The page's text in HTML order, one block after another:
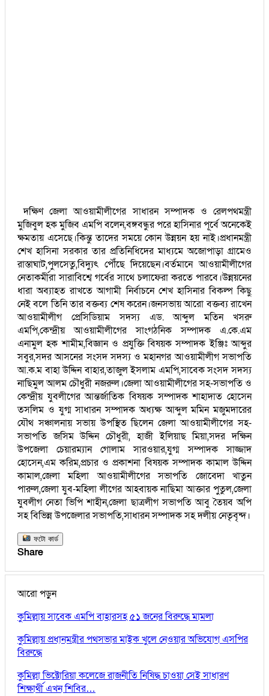
দক্ষিণ জেলা আওয়ামীলীগের সাধারন সম্পাদক ও রেলপথমন্ত্রী
মুজিবুল হক মুজিব এমপি বলেন,বঙ্গবন্ধুর পরে হাসিনার পূর্বে অনেকেই
ক্ষমতায় এসেছে।কিন্তু তাদের সময়ে কোন উন্নয়ন হয় নাই।প্রধানমন্ত্রী
শেখ হাসিনা সরকার তার প্রতিনিধিদের মাধ্যমে অজোপাড়া গ্রামেও
রাস্তাঘাট,পুলসেতু,বিদ্যুৎ পৌঁছে দিয়েছেন।বর্তমানে আওয়ামীলীগের
নেতাকর্মীরা সারাবিশ্বে গর্বের সাথে চলাফেরা করতে পারবে।উন্নয়নের
ধারা অব্যাহত রাখতে আগামী নির্বাচনে শেখ হাসিনার বিকল্প কিছু
নেই বলে তিনি তার বক্তব্য শেষ করেন।জনসভায় আরো বক্তব্য রাখেন
আওয়ামীলীগ প্রেসিডিয়াম সদস্য এড. আব্দুল মতিন খসরু
এমপি,কেন্দ্রীয় আওয়ামীলীগের সাংগঠনিক সম্পাদক এ.কে.এম
এনামুল হক শামীম,বিজ্ঞান ও প্রযুক্তি বিষয়ক সম্পাদক ইঞ্জিঃ আব্দুর
সবুর,সদর আসনের সংসদ সদস্য ও মহানগর আওয়ামীলীগ সভাপতি
আ.ক.ম বাহা উদ্দিন বাহার,তাজুল ইসলাম এমপি,সাবেক সংসদ সদস্য
নাছিমুল আলম চৌধুরী নজরুল।জেলা আওয়ামীলীগের সহ-সভাপতি ও
কেন্দ্রীয় যুবলীগের আন্তর্জাতিক বিষয়ক সম্পাদক শাহাদাত হোসেন
তসলিম ও যুগ্ম সাধারন সম্পাদক অধ্যক্ষ আব্দুল মমিন মজুমদারের
যৌথ সঞ্চালনায় সভায় উপস্থিত ছিলেন জেলা আওয়ামীলীগের সহ-
সভাপতি জসিম উদ্দিন চৌধুরী, হাজী ইলিয়াছ মিয়া,সদর দক্ষিন
উপজেলা চেয়ারম্যান গোলাম সারওয়ার,যুগ্ম সম্পাদক সাজ্জাদ
হোসেন,এম করিম,প্রচার ও প্রকাশনা বিষয়ক সম্পাদক কামাল উদ্দিন
কামাল,জেলা মহিলা আওয়ামীলীগের সভাপতি জোবেদা খাতুন
পারুল,জেলা যুব-মহিলা লীগের আহবায়ক নাছিমা আক্তার পুতুল,জেলা
যুবলীগ নেতা ভিপি শাহীন,জেলা ছাত্রলীগ সভাপতি আবু তৈয়ব অপি
সহ বিভিন্ন উপজেলার সভাপতি,সাধারন সম্পাদক সহ দলীয় নেতৃবৃন্দ।
ফটো কার্ড
Share
আরো পড়ুন
কুমিল্লায় সাবেক এমপি বাহারসহ ৫১ জনের বিরুদ্ধে মামলা
কুমিল্লায় প্রধানমন্ত্রীর পথসভার মাইক খুলে নেওয়ার অভিযোগ এসপির
বিরুদ্ধে
কুমিল্লা ভিক্টোরিয়া কলেজে রাজনীতি নিষিদ্ধ চাওয়া সেই সাধারণ
শিক্ষার্থী এখন শিবির…